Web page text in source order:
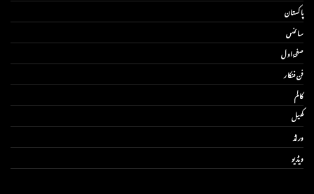
پاکستان
سائنس
صفحۂ اول
فن فنکار
کالم
کھیل
ورلڈ
ویڈیو